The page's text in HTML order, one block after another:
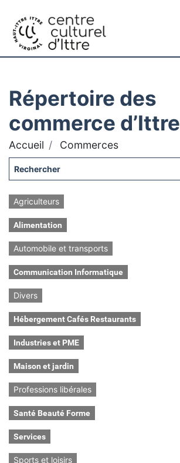
Répertoire des
commerce d’Ittre
Accueil Commerces
Agriculteurs
Alimentation
Automobile et transports
Communication Informatique
Divers
Hébergement Cafés Restaurants
Industries et PME
Maison et jardin
Professions libérales
Santé Beauté Forme
Services
Sports et loisirs